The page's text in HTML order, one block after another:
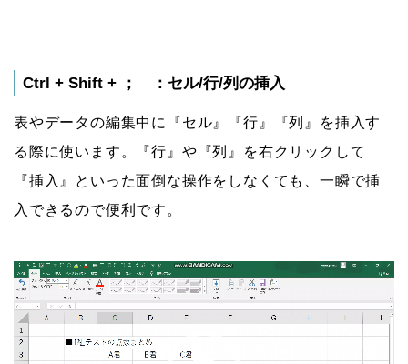
Ctrl + Shift + ； ：セル/行/列の挿入
表やデータの編集中に『セル』『行』『列』を挿入す
る際に使います。『行』や『列』を右クリックして
『挿入』といった面倒な操作をしなくても、一瞬で挿
入できるので便利です。
動
画
プ
レ
ー